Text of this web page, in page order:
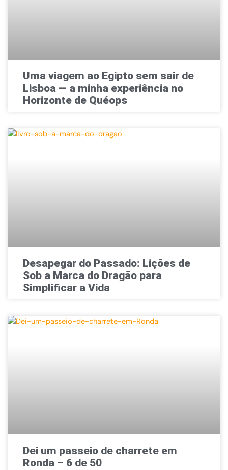
Uma viagem ao Egipto sem sair de
Lisboa — a minha experiência no
Horizonte de Quéops
Desapegar do Passado: Lições de
Sob a Marca do Dragão para
Simplificar a Vida
Dei um passeio de charrete em
Ronda – 6 de 50